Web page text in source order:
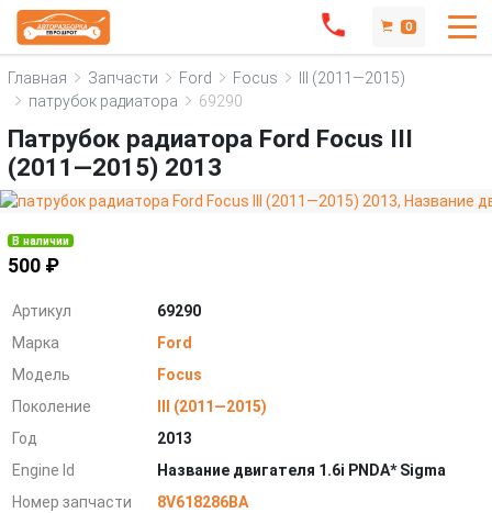
0
Главная Запчасти Ford Focus
III (2011—2015)
патрубок радиатора
69290
Патрубок радиатора Ford Focus III
(2011—2015) 2013
В наличии
500 ₽
Артикул
69290
Марка
Ford
Модель
Focus
Поколение
III (2011—2015)
Год
2013
Engine Id
Название двигателя 1.6i PNDA* Sigma
Номер запчасти
8V618286BA